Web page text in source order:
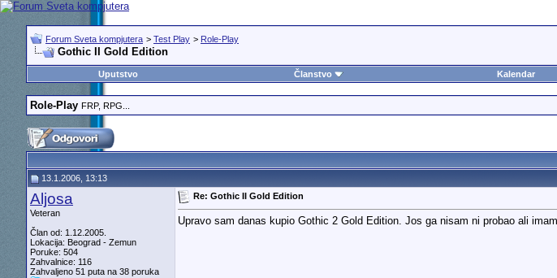
Forum Sveta kompjutera > Test Play > Role-Play
Gothic II Gold Edition
Uputstvo
Članstvo Kalendar
Role-Play FRP, RPG...
13.1.2006, 13:13
Aljosa
Veteran
Član od: 1.12.2005.
Lokacija: Beograd - Zemun
Poruke: 504
Zahvalnice: 116
Zahvaljeno 51 puta na 38 poruka
Re: Gothic II Gold Edition
Upravo sam danas kupio Gothic 2 Gold Edition. Jos ga nisam ni probao ali